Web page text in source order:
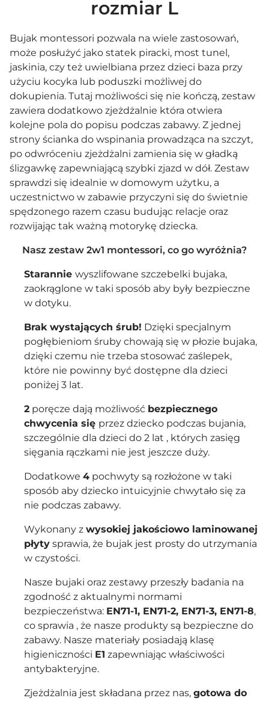
rozmiar L
Bujak montessori pozwala na wiele zastosowań,
może posłużyć jako statek piracki, most tunel,
jaskinia, czy też uwielbiana przez dzieci baza przy
użyciu kocyka lub poduszki możliwej do
dokupienia. Tutaj możliwości się nie kończą, zestaw
zawiera dodatkowo zjeżdżalnie która otwiera
kolejne pola do popisu podczas zabawy. Z jednej
strony ścianka do wspinania prowadząca na szczyt,
po odwróceniu zjeżdżalni zamienia się w gładką
ślizgawkę zapewniającą szybki zjazd w dół. Zestaw
sprawdzi się idealnie w domowym użytku, a
uczestnictwo w zabawie przyczyni się do świetnie
spędzonego razem czasu budując relacje oraz
rozwijając tak ważną motorykę dziecka.
Nasz zestaw 2w1 montessori, co go wyróżnia?
Starannie wyszlifowane szczebelki bujaka,
zaokrąglone w taki sposób aby były bezpieczne
w dotyku.
Brak wystających śrub! Dzięki specjalnym
pogłębieniom śruby chowają się w płozie bujaka,
dzięki czemu nie trzeba stosować zaślepek,
które nie powinny być dostępne dla dzieci
poniżej 3 lat.
2 poręcze dają możliwość bezpiecznego
chwycenia się przez dziecko podczas bujania,
szczególnie dla dzieci do 2 lat , których zasięg
sięgania rączkami nie jest jeszcze duży.
Dodatkowe 4 pochwyty są rozłożone w taki
sposób aby dziecko intuicyjnie chwytało się za
nie podczas zabawy.
Wykonany z wysokiej jakościowo laminowanej
płyty sprawia, że bujak jest prosty do utrzymania
w czystości.
Nasze bujaki oraz zestawy przeszły badania na
zgodność z aktualnymi normami
bezpieczeństwa: EN71-1, EN71-2, EN71-3, EN71-8,
co sprawia , że nasze produkty są bezpieczne do
zabawy. Nasze materiały posiadają klasę
higieniczności E1 zapewniając właściwości
antybakteryjne.
Zjeżdżalnia jest składana przez nas, gotowa do